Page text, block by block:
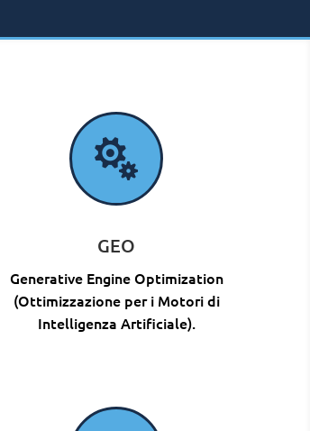

GEO
Generative Engine Optimization
(Ottimizzazione per i Motori di
Intelligenza Artificiale).